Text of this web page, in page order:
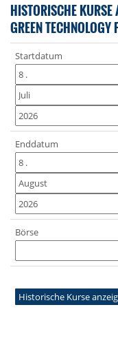
HISTORISCHE
GREEN
Startdatum
Enddatum
Börse
Historische Kurse